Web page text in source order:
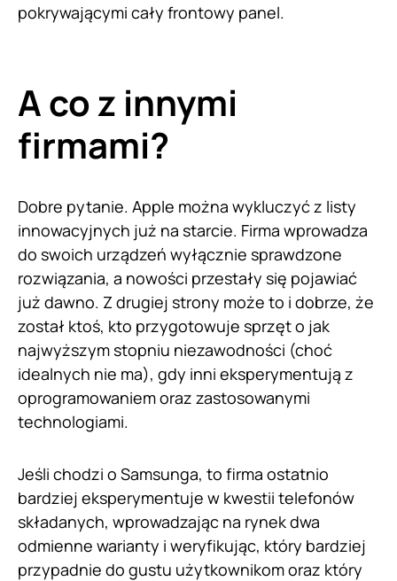
pokrywającymi cały frontowy panel.
A co z innymi
firmami?
Dobre pytanie. Apple można wykluczyć z listy
innowacyjnych już na starcie. Firma wprowadza
do swoich urządzeń wyłącznie sprawdzone
rozwiązania, a nowości przestały się pojawiać
już dawno. Z drugiej strony może to i dobrze, że
został ktoś, kto przygotowuje sprzęt o jak
najwyższym stopniu niezawodności (choć
idealnych nie ma), gdy inni eksperymentują z
oprogramowaniem oraz zastosowanymi
technologiami.
Jeśli chodzi o Samsunga, to firma ostatnio
bardziej eksperymentuje w kwestii telefonów
składanych, wprowadzając na rynek dwa
odmienne warianty i weryfikując, który bardziej
przypadnie do gustu użytkownikom oraz który